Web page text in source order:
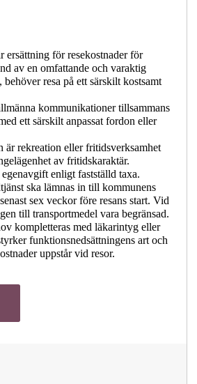
ersättning för resekostnader för
av en omfattande och varaktig
resa på ett särskilt kostsamt
kommunikationer tillsammans
ett särskilt anpassat fordon eller
är rekreation eller fritidsverksamhet
av fritidskaraktär.
enligt fastställd taxa.
ska lämnas in till kommunens
sex veckor före resans start. Vid
till transportmedel vara begränsad.
kompletteras med läkarintyg eller
funktionsnedsättningens art och
uppstår vid resor.